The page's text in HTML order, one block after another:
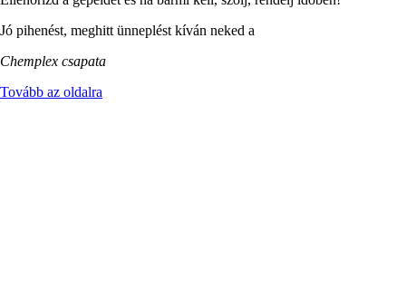
Jó pihenést, meghitt ünneplést kíván neked a
Chemplex csapata
Tovább az oldalra